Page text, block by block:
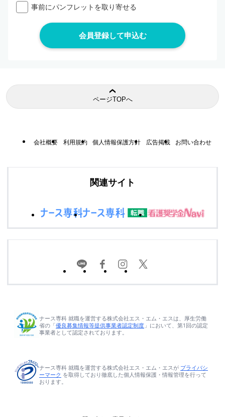
事前にパンフレットを取り寄せる
ページTOPへ